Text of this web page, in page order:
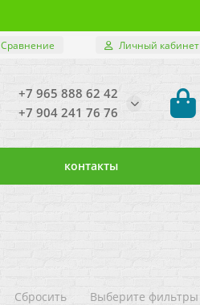
Сравнение Личный кабинет
+7 965 888 62 42
+7 904 241 76 76
контакты
Сбросить Выберите фильтры